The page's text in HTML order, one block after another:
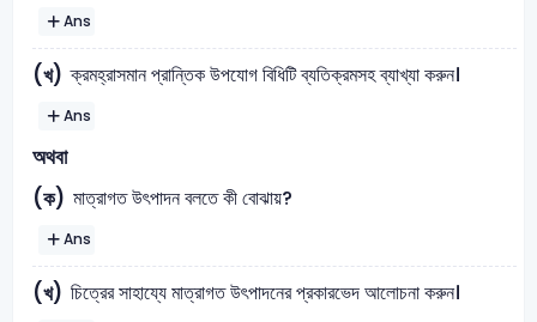
Ans
(খ) ক্রমহ্রাসমান প্রান্তিক উপযোগ বিধিটি ব্যতিক্রমসহ ব্যাখ্যা করুন।
Ans
অথবা
(ক) মাত্রাগত উৎপাদন বলতে কী বোঝায়?
Ans
(খ) চিত্রের সাহায্যে মাত্রাগত উৎপাদনের প্রকারভেদ আলোচনা করুন।